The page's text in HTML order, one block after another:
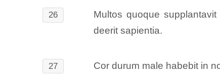
26
Multos quoque
deerit sapientia.
27 Cor durum male habebit in